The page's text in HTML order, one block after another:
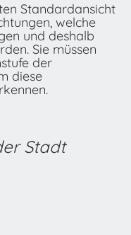
Standardansicht
welche
und deshalb
Sie müssen
der
diese
Stadt